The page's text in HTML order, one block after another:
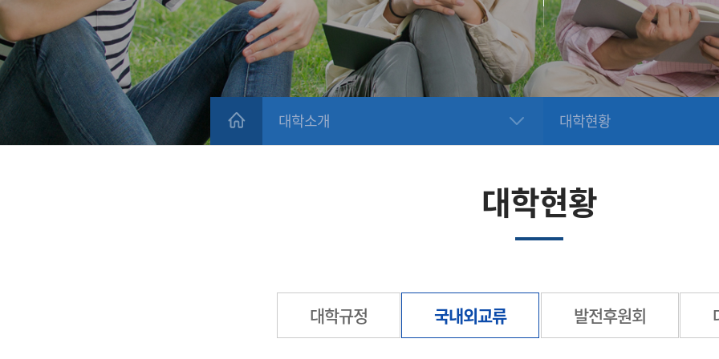
대학소개 대학현황
대학현황
대학규정 국내외교류 발전후원회